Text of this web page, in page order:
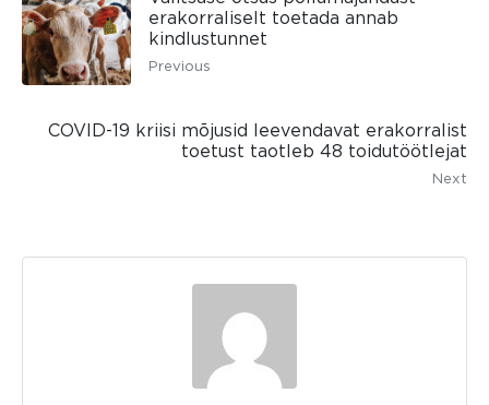
erakorraliselt toetada annab
kindlustunnet
Previous
COVID-19 kriisi mõjusid leevendavat erakorralist
toetust taotleb 48 toidutöötlejat
Next